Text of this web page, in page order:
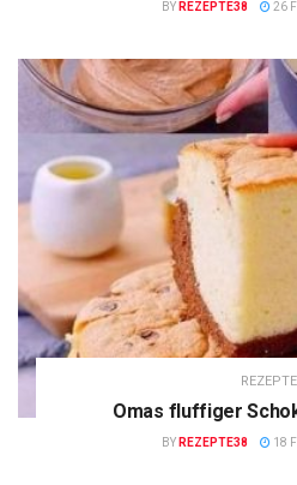
BY REZEPTE38 26
REZEPTE
Omas fluffiger
BY REZEPTE38 18